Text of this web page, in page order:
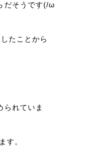
だそうです(/ω
たことから
られていま
す。